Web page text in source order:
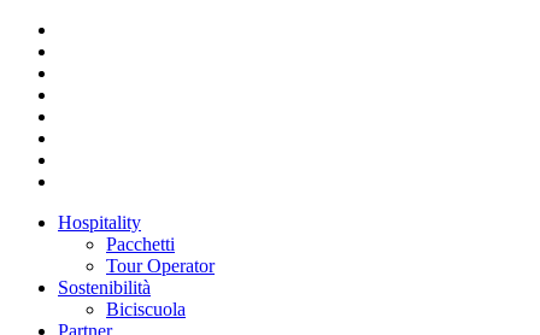
Hospitality
Pacchetti
Tour Operator
Sostenibilità
Biciscuola
Partner